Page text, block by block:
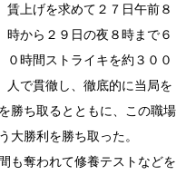
賃上げを求めて２７日午前８
時から２９日の夜８時まで６
０時間ストライキを約３００
人で貫徹し、徹底的に当局を
勝ち取るとともに、この職場
大勝利を勝ち取った。
も奪われて修養テストなどを